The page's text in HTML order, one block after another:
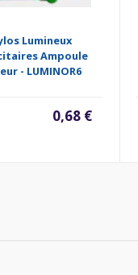
Lumineux
Ampoule
- LUMINOR6
0,68 €